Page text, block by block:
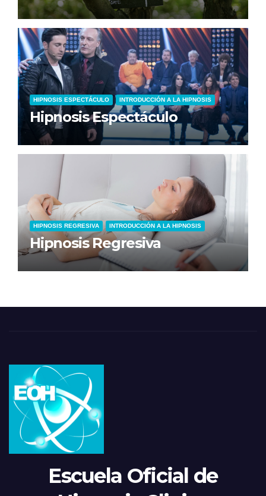
HIPNOSIS ESPECTÁCULO INTRODUCCIÓN A LA HIPNOSIS
Hipnosis Espectáculo
HIPNOSIS REGRESIVA INTRODUCCIÓN A LA HIPNOSIS
Hipnosis Regresiva
Escuela Oficial de